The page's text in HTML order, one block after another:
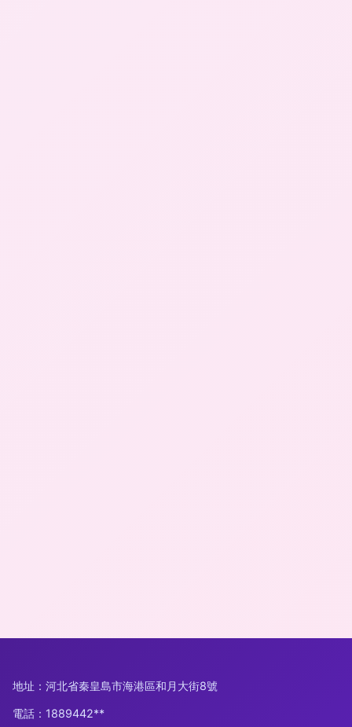
地址：河北省秦皇島市海港區和月大街8號
電話：1889442**